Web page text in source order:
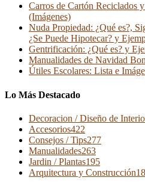
Carros de Cartón Reciclados
(Imágenes)
Nuda Propiedad: ¿Qué es?,
¿Se Puede Hipotecar? y
Gentrificación: ¿Qué es? y
Manualidades de Navidad
Útiles Escolares: Lista e
Lo Más Destacado
Decoracion / Diseño de
Accesorios422
Consejos / Tips277
Manualidades263
Jardin / Plantas195
Arquitectura y Construcción